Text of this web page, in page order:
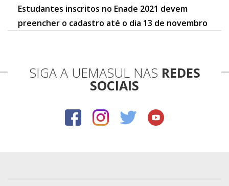
Estudantes inscritos no Enade 2021 devem
preencher o cadastro até o dia 13 de novembro
SIGA A UEMASUL NAS REDES
SOCIAIS